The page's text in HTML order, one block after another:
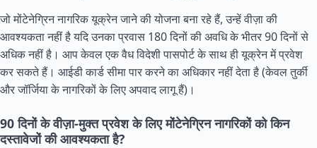
जो मोंटेनेग्रिन नागरिक यूक्रेन जाने की योजना बना रहे हैं, उन्हें वीज़ा की
आवश्यकता नहीं है यदि उनका प्रवास 180 दिनों की अवधि के भीतर 90 दिनों से
अधिक नहीं है। आप केवल एक वैध विदेशी पासपोर्ट के साथ ही यूक्रेन में प्रवेश
कर सकते हैं। आईडी कार्ड सीमा पार करने का अधिकार नहीं देता है (केवल तुर्की
और जॉर्जिया के नागरिकों के लिए अपवाद लागू हैं)।
90 दिनों के वीज़ा-मुक्त प्रवेश के लिए मोंटेनेग्रिन नागरिकों को किन
दस्तावेजों की आवश्यकता है?